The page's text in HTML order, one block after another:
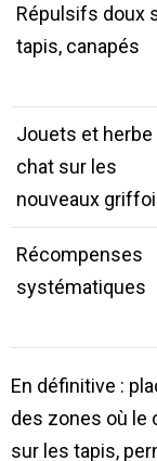
Répulsifs doux
tapis, canapés
Jouets et herbe
chat sur les
nouveaux
Récompenses
systématiques
En définitive :
des zones où le
sur les tapis,